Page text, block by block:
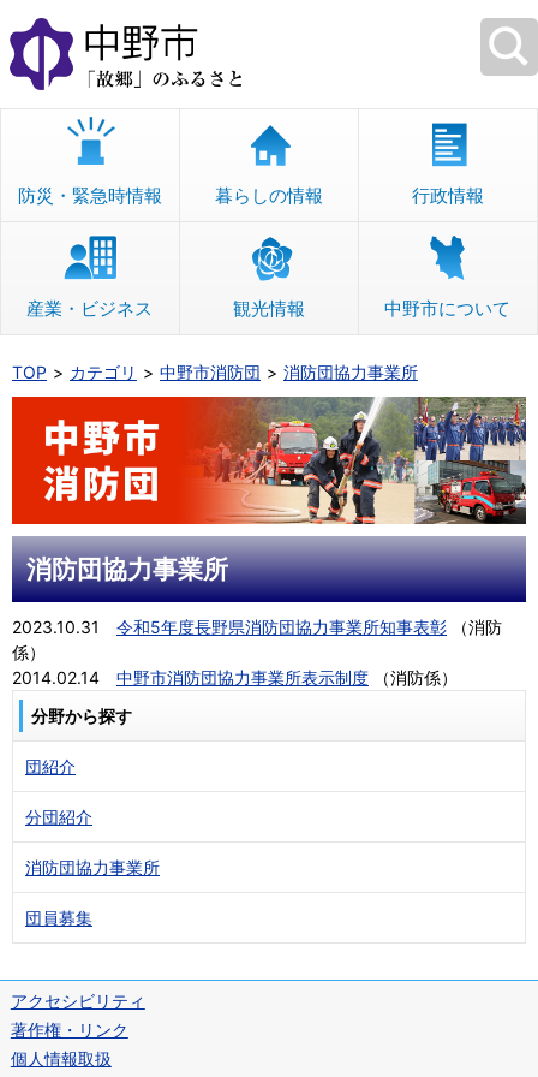
本
文
へ
移
防災・緊急時情報 暮らしの情報 行政情報
産業・ビジネス 観光情報 中野市について
TOP カテゴリ 中野市消防団 消防団協力事業所
消防団協力事業所
2023.10.31 令和5年度長野県消防団協力事業所知事表彰 （消防
係）
2014.02.14
中野市消防団協力事業所表示制度 （消防係）
分野から探す
団紹介
分団紹介
消防団協力事業所
団員募集
アクセシビリティ
著作権・リンク
個人情報取扱